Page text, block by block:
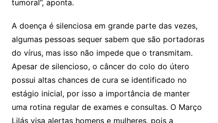
tumoral”, aponta.
A doença é silenciosa em grande parte das vezes,
algumas pessoas sequer sabem que são portadoras
do vírus, mas isso não impede que o transmitam.
Apesar de silencioso, o câncer do colo do útero
possui altas chances de cura se identificado no
estágio inicial, por isso a importância de manter
uma rotina regular de exames e consultas. O Março
Lilás visa alertas homens e mulheres, pois a